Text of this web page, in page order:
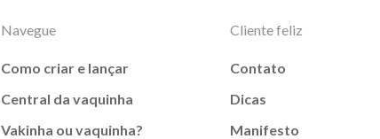
Navegue
Como criar e lançar
Central da vaquinha
Vakinha ou vaquinha?
Cliente feliz
Contato
Dicas
Manifesto